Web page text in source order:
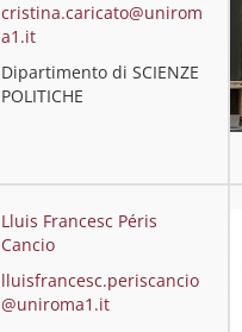
cristina.caricato@unirom
a1.it
Dipartimento di SCIENZE
POLITICHE
Lluis Francesc Péris
Cancio
lluisfrancesc.periscancio
@uniroma1.it